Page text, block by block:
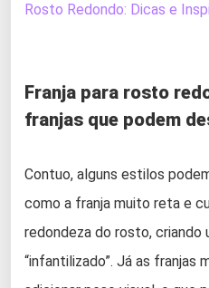
Rosto Redondo: Dicas e
Franja para rosto
franjas que podem
Contuo, alguns estilos
como a franja muito reta e
redondeza do rosto, criando
“infantilizado”. Já as franjas